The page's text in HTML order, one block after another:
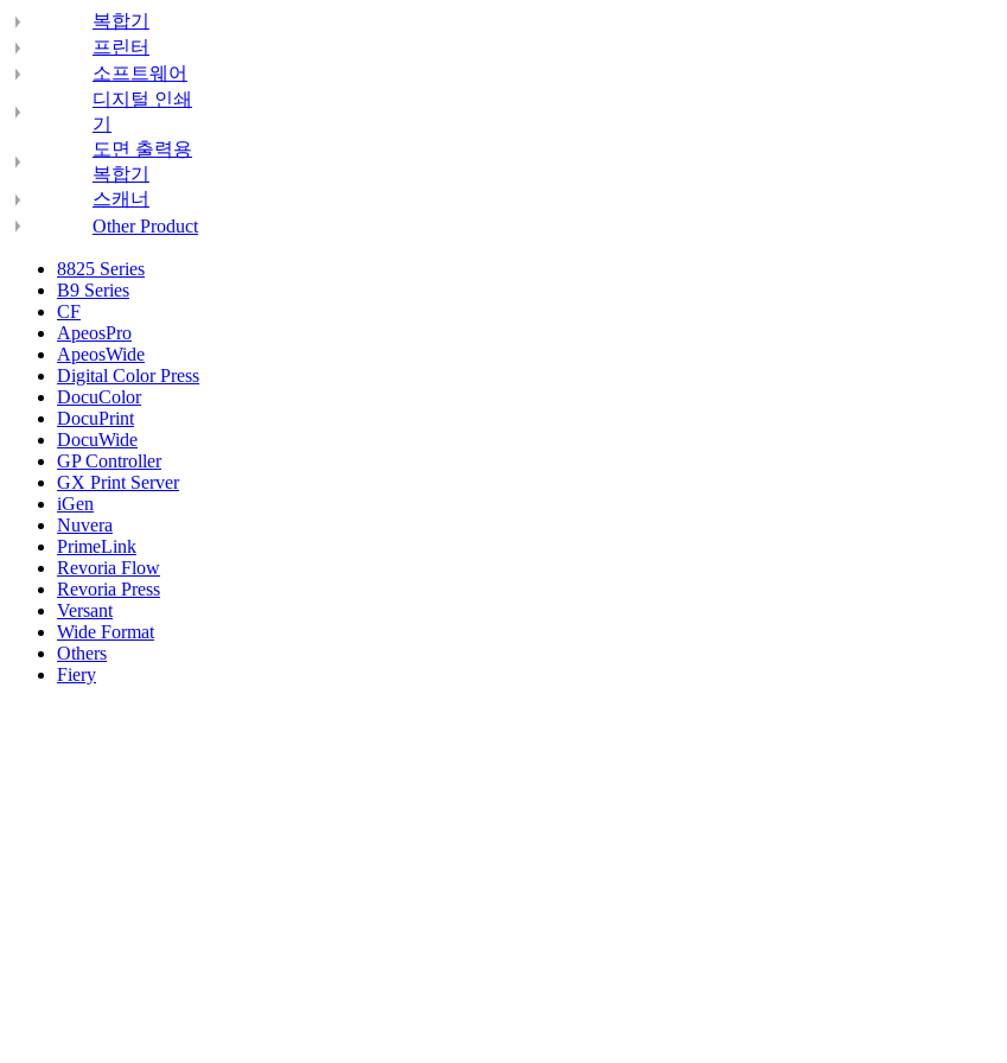
복합기
프린터
소프트웨어
디지털 인쇄
기
도면 출력용
복합기
스캐너
Other Product
8825 Series
B9 Series
CF
ApeosPro
ApeosWide
Digital Color Press
DocuColor
DocuPrint
DocuWide
GP Controller
GX Print Server
iGen
Nuvera
PrimeLink
Revoria Flow
Revoria Press
Versant
Wide Format
Others
Fiery